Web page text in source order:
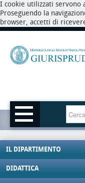
I cookie utilizzati servono
Proseguendo la
browser, accetti di
IL DIPARTIMENTO
DIDATTICA